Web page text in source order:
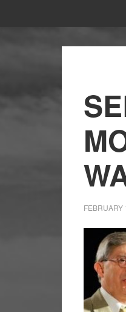
FEBRUARY